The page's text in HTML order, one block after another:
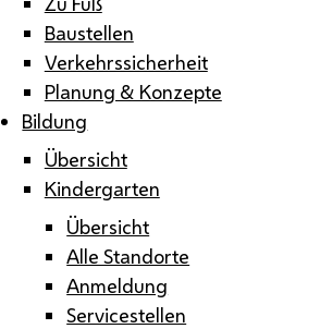
Baustellen
Verkehrssicherheit
Planung & Konzepte
Bildung
Übersicht
Kindergarten
Übersicht
Alle Standorte
Anmeldung
Servicestellen